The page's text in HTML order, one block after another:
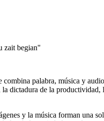
combina palabra, música y
dictadura de la
y la música forman